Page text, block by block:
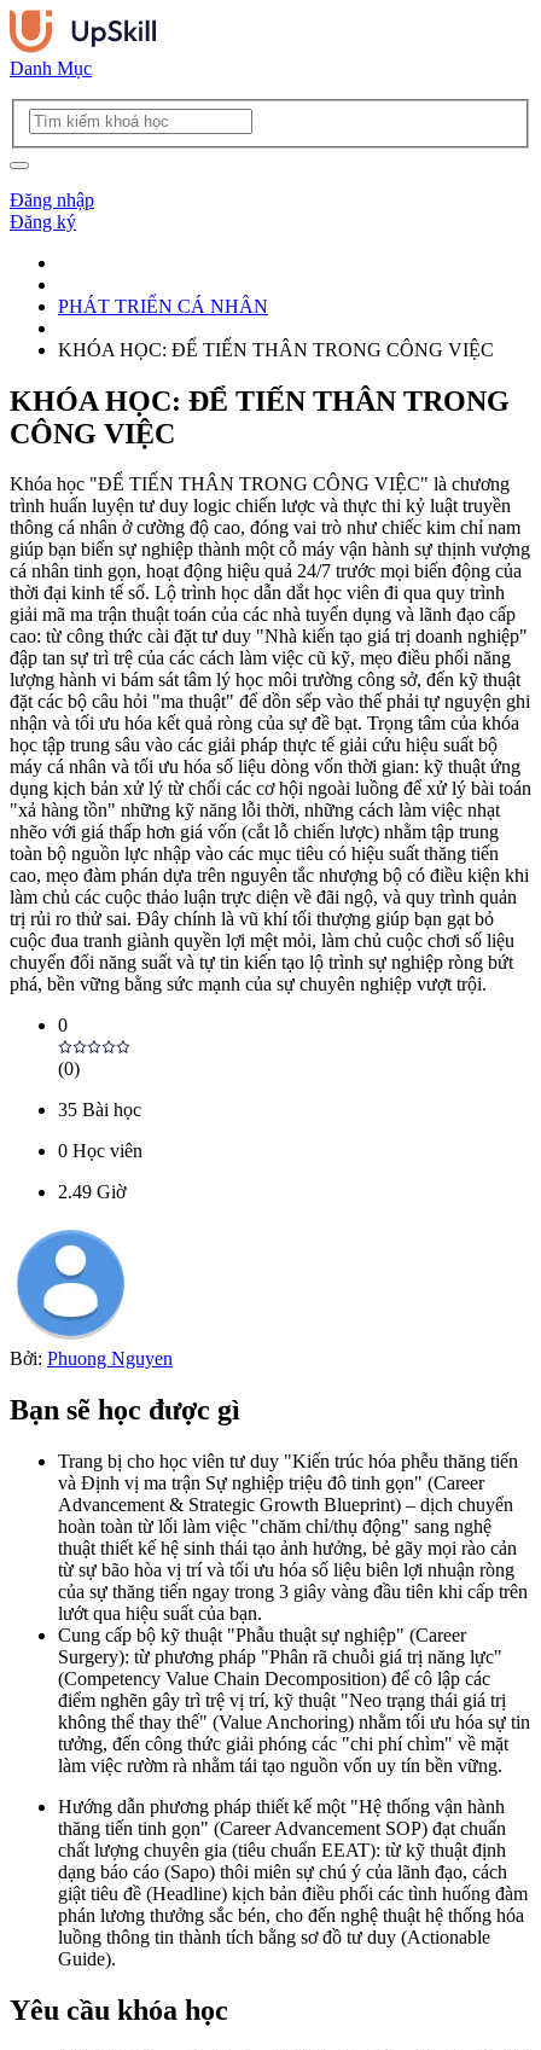
Danh Mục
Đăng nhập
Đăng ký
PHÁT TRIỂN CÁ NHÂN
KHÓA HỌC: ĐỂ TIẾN THÂN TRONG CÔNG VIỆC
KHÓA HỌC: ĐỂ TIẾN THÂN TRONG
CÔNG VIỆC
Khóa học "ĐỂ TIẾN THÂN TRONG CÔNG VIỆC" là chương
trình huấn luyện tư duy logic chiến lược và thực thi kỷ luật truyền
thông cá nhân ở cường độ cao, đóng vai trò như chiếc kim chỉ nam
giúp bạn biến sự nghiệp thành một cỗ máy vận hành sự thịnh vượng
cá nhân tinh gọn, hoạt động hiệu quả 24/7 trước mọi biến động của
thời đại kinh tế số. Lộ trình học dẫn dắt học viên đi qua quy trình
giải mã ma trận thuật toán của các nhà tuyển dụng và lãnh đạo cấp
cao: từ công thức cài đặt tư duy "Nhà kiến tạo giá trị doanh nghiệp"
đập tan sự trì trệ của các cách làm việc cũ kỹ, mẹo điều phối năng
lượng hành vi bám sát tâm lý học môi trường công sở, đến kỹ thuật
đặt các bộ câu hỏi "ma thuật" để dồn sếp vào thế phải tự nguyện ghi
nhận và tối ưu hóa kết quả ròng của sự đề bạt. Trọng tâm của khóa
học tập trung sâu vào các giải pháp thực tế giải cứu hiệu suất bộ
máy cá nhân và tối ưu hóa số liệu dòng vốn thời gian: kỹ thuật ứng
dụng kịch bản xử lý từ chối các cơ hội ngoài luồng để xử lý bài toán
"xả hàng tồn" những kỹ năng lỗi thời, những cách làm việc nhạt
nhẽo với giá thấp hơn giá vốn (cắt lỗ chiến lược) nhằm tập trung
toàn bộ nguồn lực nhập vào các mục tiêu có hiệu suất thăng tiến
cao, mẹo đàm phán dựa trên nguyên tắc nhượng bộ có điều kiện khi
làm chủ các cuộc thảo luận trực diện về đãi ngộ, và quy trình quản
trị rủi ro thử sai. Đây chính là vũ khí tối thượng giúp bạn gạt bỏ
cuộc đua tranh giành quyền lợi mệt mỏi, làm chủ cuộc chơi số liệu
chuyển đổi năng suất và tự tin kiến tạo lộ trình sự nghiệp ròng bứt
phá, bền vững bằng sức mạnh của sự chuyên nghiệp vượt trội.
0
(0)
35 Bài học
0 Học viên
2.49 Giờ
Bởi: Phuong Nguyen
Bạn sẽ học được gì
Trang bị cho học viên tư duy "Kiến trúc hóa phễu thăng tiến
và Định vị ma trận Sự nghiệp triệu đô tinh gọn" (Career
Advancement & Strategic Growth Blueprint) – dịch chuyển
hoàn toàn từ lối làm việc "chăm chỉ/thụ động" sang nghệ
thuật thiết kế hệ sinh thái tạo ảnh hưởng, bẻ gãy mọi rào cản
từ sự bão hòa vị trí và tối ưu hóa số liệu biên lợi nhuận ròng
của sự thăng tiến ngay trong 3 giây vàng đầu tiên khi cấp trên
lướt qua hiệu suất của bạn.
Cung cấp bộ kỹ thuật "Phẫu thuật sự nghiệp" (Career
Surgery): từ phương pháp "Phân rã chuỗi giá trị năng lực"
(Competency Value Chain Decomposition) để cô lập các
điểm nghẽn gây trì trệ vị trí, kỹ thuật "Neo trạng thái giá trị
không thể thay thế" (Value Anchoring) nhằm tối ưu hóa sự tin
tưởng, đến công thức giải phóng các "chi phí chìm" về mặt
làm việc rườm rà nhằm tái tạo nguồn vốn uy tín bền vững.
Hướng dẫn phương pháp thiết kế một "Hệ thống vận hành
thăng tiến tinh gọn" (Career Advancement SOP) đạt chuẩn
chất lượng chuyên gia (tiêu chuẩn EEAT): từ kỹ thuật định
dạng báo cáo (Sapo) thôi miên sự chú ý của lãnh đạo, cách
giật tiêu đề (Headline) kịch bản điều phối các tình huống đàm
phán lương thưởng sắc bén, cho đến nghệ thuật hệ thống hóa
luồng thông tin thành tích bằng sơ đồ tư duy (Actionable
Guide).
Yêu cầu khóa học